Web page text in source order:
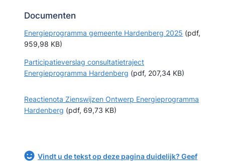
Documenten
Energieprogramma gemeente Hardenberg 2025 (pdf,
959,98 KB)
Participatieverslag consultatietraject
Energieprogramma Hardenberg (pdf, 207,34 KB)
Reactienota Zienswijzen Ontwerp Energieprogramma
Hardenberg (pdf, 69,73 KB)
Vindt u de tekst op deze pagina duidelijk? Geef